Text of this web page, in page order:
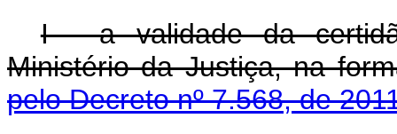
I - a validade da
Ministério da Justiça, na
pelo Decreto nº 7.568, de